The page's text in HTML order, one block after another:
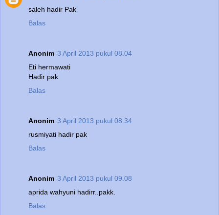
saleh hadir Pak
Balas
Anonim 3 April 2013 pukul 08.04
Eti hermawati
Hadir pak
Balas
Anonim 3 April 2013 pukul 08.34
rusmiyati hadir pak
Balas
Anonim 3 April 2013 pukul 09.08
aprida wahyuni hadirr..pakk.
Balas